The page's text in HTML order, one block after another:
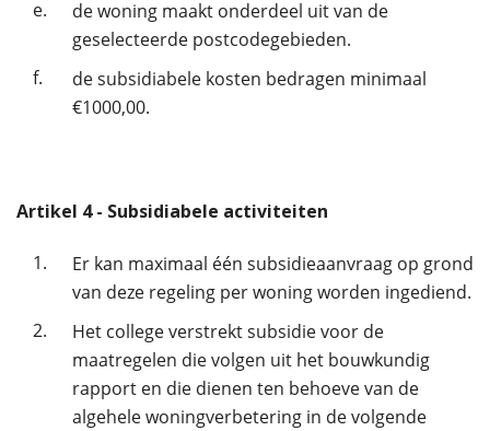
e.
de woning maakt onderdeel uit van de
geselecteerde postcodegebieden.
f.
de subsidiabele kosten bedragen minimaal
€1000,00.
Artikel 4- Subsidiabele activiteiten
1.
Er kan maximaal één subsidieaanvraag op grond
van deze regeling per woning worden ingediend.
2.
Het college verstrekt subsidie voor de
maatregelen die volgen uit het bouwkundig
rapport en die dienen ten behoeve van de
algehele woningverbetering in de volgende